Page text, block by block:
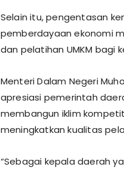
Selain itu, pengentasan
pemberdayaan ekonomi
dan pelatihan UMKM bagi
Menteri Dalam Negeri
apresiasi pemerintah
membangun iklim
meningkatkan kualitas
“Sebagai kepala daerah